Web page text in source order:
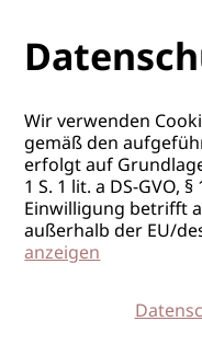
Wir verwenden
gemäß den
erfolgt auf
1 S. 1 lit. a DS-GVO,
Einwilligung betrifft
außerhalb der EU/
anzeigen